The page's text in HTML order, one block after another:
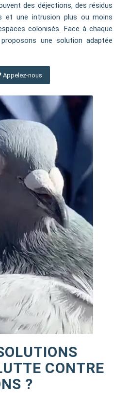
des déjections, des résidus
et une intrusion plus ou moins
colonisés. Face à chaque
une solution adaptée
Appelez-nous
CONTRE
?